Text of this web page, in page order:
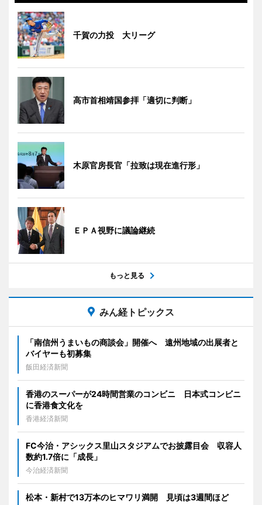
千賀の力投 大リーグ
高市首相靖国参拝「適切に判断」
木原官房長官「拉致は現在進行形」
ＥＰＡ視野に議論継続
もっと見る
みん経トピックス
「南信州うまいもの商談会」開催へ 遠州地域の出展者と
バイヤーも初募集
飯田経済新聞
香港のスーパーが24時間営業のコンビニ 日本式コンビニ
に香港食文化を
香港経済新聞
FC今治・アシックス里山スタジアムでお披露目会 収容人
数約1.7倍に「成長」
今治経済新聞
松本・新村で13万本のヒマワリ満開 見頃は3週間ほど